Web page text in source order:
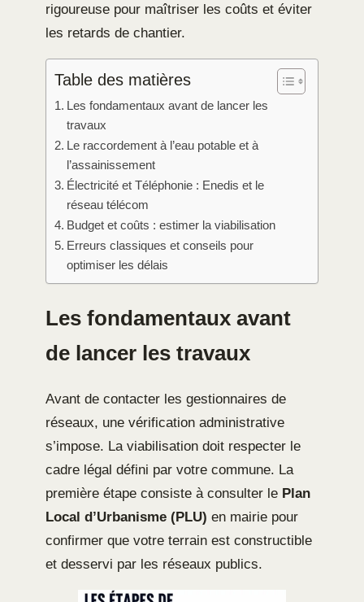
rigoureuse pour maîtriser les coûts et éviter
les retards de chantier.
Table des matières
Les fondamentaux avant de lancer les
travaux
Le raccordement à l’eau potable et à
l’assainissement
Électricité et Téléphonie : Enedis et le
réseau télécom
Budget et coûts : estimer la viabilisation
Erreurs classiques et conseils pour
optimiser les délais
Les fondamentaux avant
de lancer les travaux
Avant de contacter les gestionnaires de
réseaux, une vérification administrative
s’impose. La viabilisation doit respecter le
cadre légal défini par votre commune. La
première étape consiste à consulter le Plan
Local d’Urbanisme (PLU) en mairie pour
confirmer que votre terrain est constructible
et desservi par les réseaux publics.